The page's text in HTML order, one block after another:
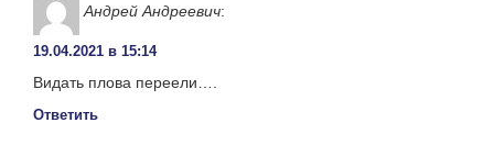
Андрей Андреевич:
19.04.2021 в 15:14
Видать плова переели….
Ответить